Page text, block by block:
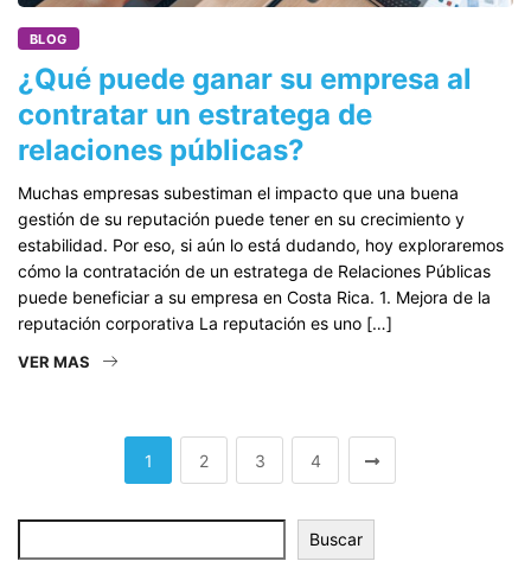
BLOG
¿Qué puede ganar su empresa al
contratar un estratega de
relaciones públicas?
Muchas empresas subestiman el impacto que una buena
gestión de su reputación puede tener en su crecimiento y
estabilidad. Por eso, si aún lo está dudando, hoy exploraremos
cómo la contratación de un estratega de Relaciones Públicas
puede beneficiar a su empresa en Costa Rica. 1. Mejora de la
reputación corporativa La reputación es uno […]
VER MAS
1 2 3 4
Buscar